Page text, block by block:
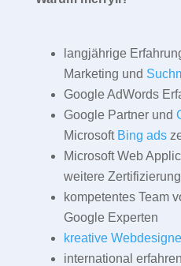
langjährige
Marketing und
Google AdWords
Google Partner und
Microsoft Bing ads
Microsoft Web
weitere
kompetentes Team
Google Experten
kreative
international